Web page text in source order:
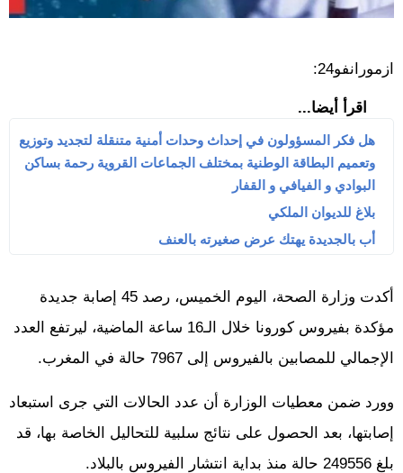
ازمورانفو24:
اقرأ أيضا...
هل فكر المسؤولون في إحداث وحدات أمنية متنقلة لتجديد وتوزيع
وتعميم البطاقة الوطنية بمختلف الجماعات القروية رحمة بساكن
البوادي و الفيافي و القفار
بلاغ للديوان الملكي
أب بالجديدة يهتك عرض صغيرته بالعنف
أكدت وزارة الصحة، اليوم الخميس، رصد 45 إصابة جديدة
مؤكدة بفيروس كورونا خلال الـ16 ساعة الماضية، ليرتفع العدد
الإجمالي للمصابين بالفيروس إلى 7967 حالة في المغرب.
وورد ضمن معطيات الوزارة أن عدد الحالات التي جرى استبعاد
إصابتها، بعد الحصول على نتائج سلبية للتحاليل الخاصة بها، قد
بلغ 249556 حالة منذ بداية انتشار الفيروس بالبلاد.